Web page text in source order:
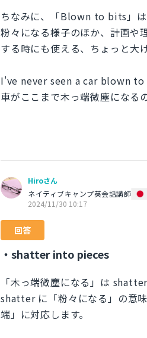
ちなみに、「Blown to bits」は
粉々になる様子のほか、計画や
する時にも使える、ちょっと大
I've never seen a car blown
車がここまで木っ端微塵になる
Hiroさん
ネイティブキャンプ英会話講師
2024/11/30 10:17
回答
・shatter into pieces
「木っ端微塵になる」は
shatter に「粉々になる」の意
端」に対応します。